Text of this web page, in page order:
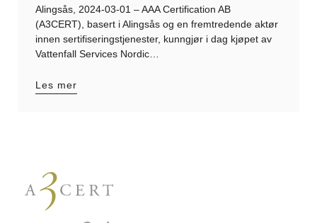
Alingsås, 2024-03-01 – AAA Certification AB
(A3CERT), basert i Alingsås og en fremtredende aktør
innen sertifiseringstjenester, kunngjør i dag kjøpet av
Vattenfall Services Nordic…
Les mer